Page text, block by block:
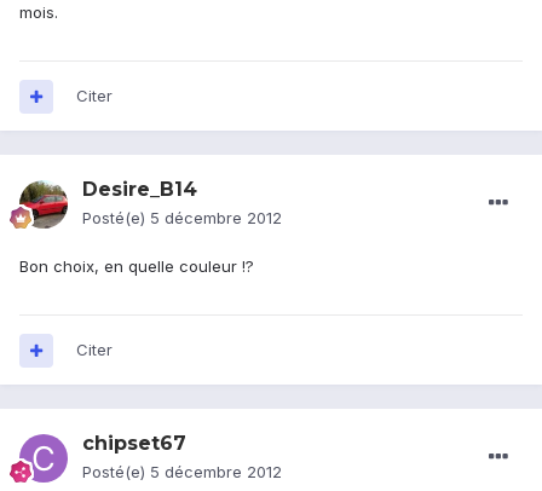
mois.
Citer
Desire_B14
Posté(e) 5 décembre 2012
Bon choix, en quelle couleur !?
Citer
chipset67
Posté(e) 5 décembre 2012